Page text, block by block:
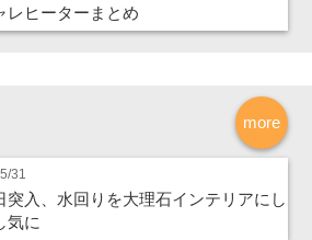
レヒーターまとめ
more
31
突入、水回りを大理石インテリアにし
気に